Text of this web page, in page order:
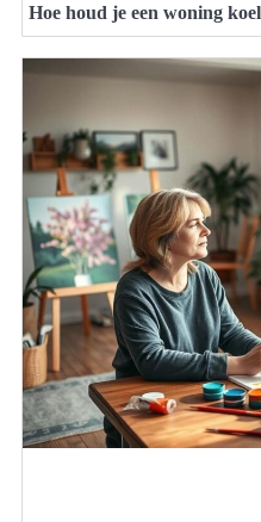
Hoe houd je een woning